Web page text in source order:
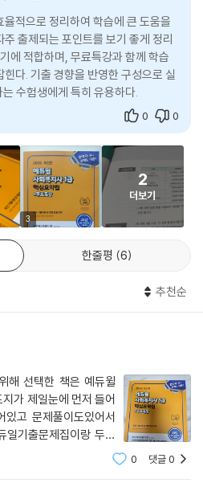
축, 정리하여 본책에서 학습한 이론을
트를 휴대하기 편한 별책부록으로 제공
니다.
(PDF)
놓칠 수 없다! 과년도 기출문제뿐만 아
전 감각도 챙겼습니다..
너로 시험 준비!
(8강) + 전 영역 핵심이론특강(9강) + 7
자료실 〉 ‘사회복지사’ 검색
노트〉
문제+해설 1회분(PDF)
료실 〉 부가학습자료 〉 ‘사회복지사’ 검
적으로 정리하여 학습에 큰 도움을
출제되는 포인트를 보기 좋게 정리
에 적합하며, 무료특강과 함께 학습
다. 기출 경향을 반영한 구성으로 실
수험생에게 특히 유용하다.
0 0
3
2
더보기
한줄평 6
추천순
해 선택한 책은 예듀윌
가 제일눈에 먼저 들어
고 문제풀이도있어서
일기출문제집이랑 두권
험이 아직 많이남았지
0 댓글0